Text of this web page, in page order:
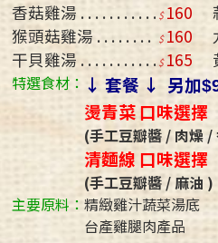
香菇雞湯 160
猴頭菇雞湯
160
干貝雞湯
165
特選食材： ↓ 套餐 ↓ 另加
燙青菜 口味選擇
(手工豆瓣醬 / 肉燥 /
清麵線 口味選擇
(手工豆瓣醬 / 麻油 )
主要原料： 精緻雞汁蔬菜湯底
台產雞腿肉產品